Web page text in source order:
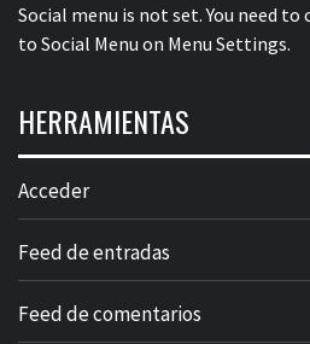
Social menu is not set. You need
to Social Menu on Menu Settings.
HERRAMIENTAS
Acceder
Feed de entradas
Feed de comentarios